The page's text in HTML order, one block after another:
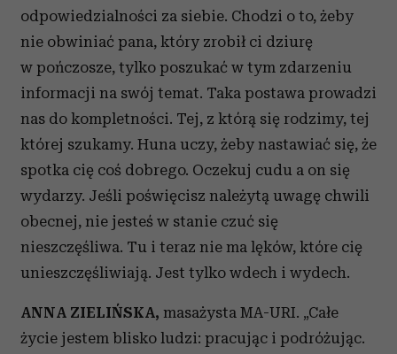
odpowiedzialności za siebie. Chodzi o to, żeby
nie obwiniać pana, który zrobił ci dziurę
w pończosze, tylko poszukać w tym zdarzeniu
informacji na swój temat. Taka postawa prowadzi
nas do kompletności. Tej, z którą się rodzimy, tej
której szukamy. Huna uczy, żeby nastawiać się, że
spotka cię coś dobrego. Oczekuj cudu a on się
wydarzy. Jeśli poświęcisz należytą uwagę chwili
obecnej, nie jesteś w stanie czuć się
nieszczęśliwa. Tu i teraz nie ma lęków, które cię
unieszczęśliwiają. Jest tylko wdech i wydech.
ANNA ZIELIŃSKA, masażysta MA-URI. „Całe
życie jestem blisko ludzi: pracując i podróżując.